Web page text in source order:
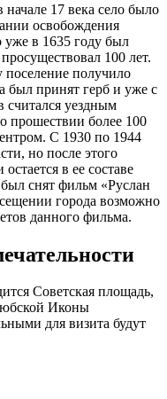
17 века село было
освобождения
в 1635 году был
100 лет.
получило
был принят герб и уже с
считался уездным
прошествии более 100
С 1930 по 1944
но после этого
в ее составе
снят фильм «Руслан
города возможно
данного фильма.
Советская площадь,
Иконы
для визита будут